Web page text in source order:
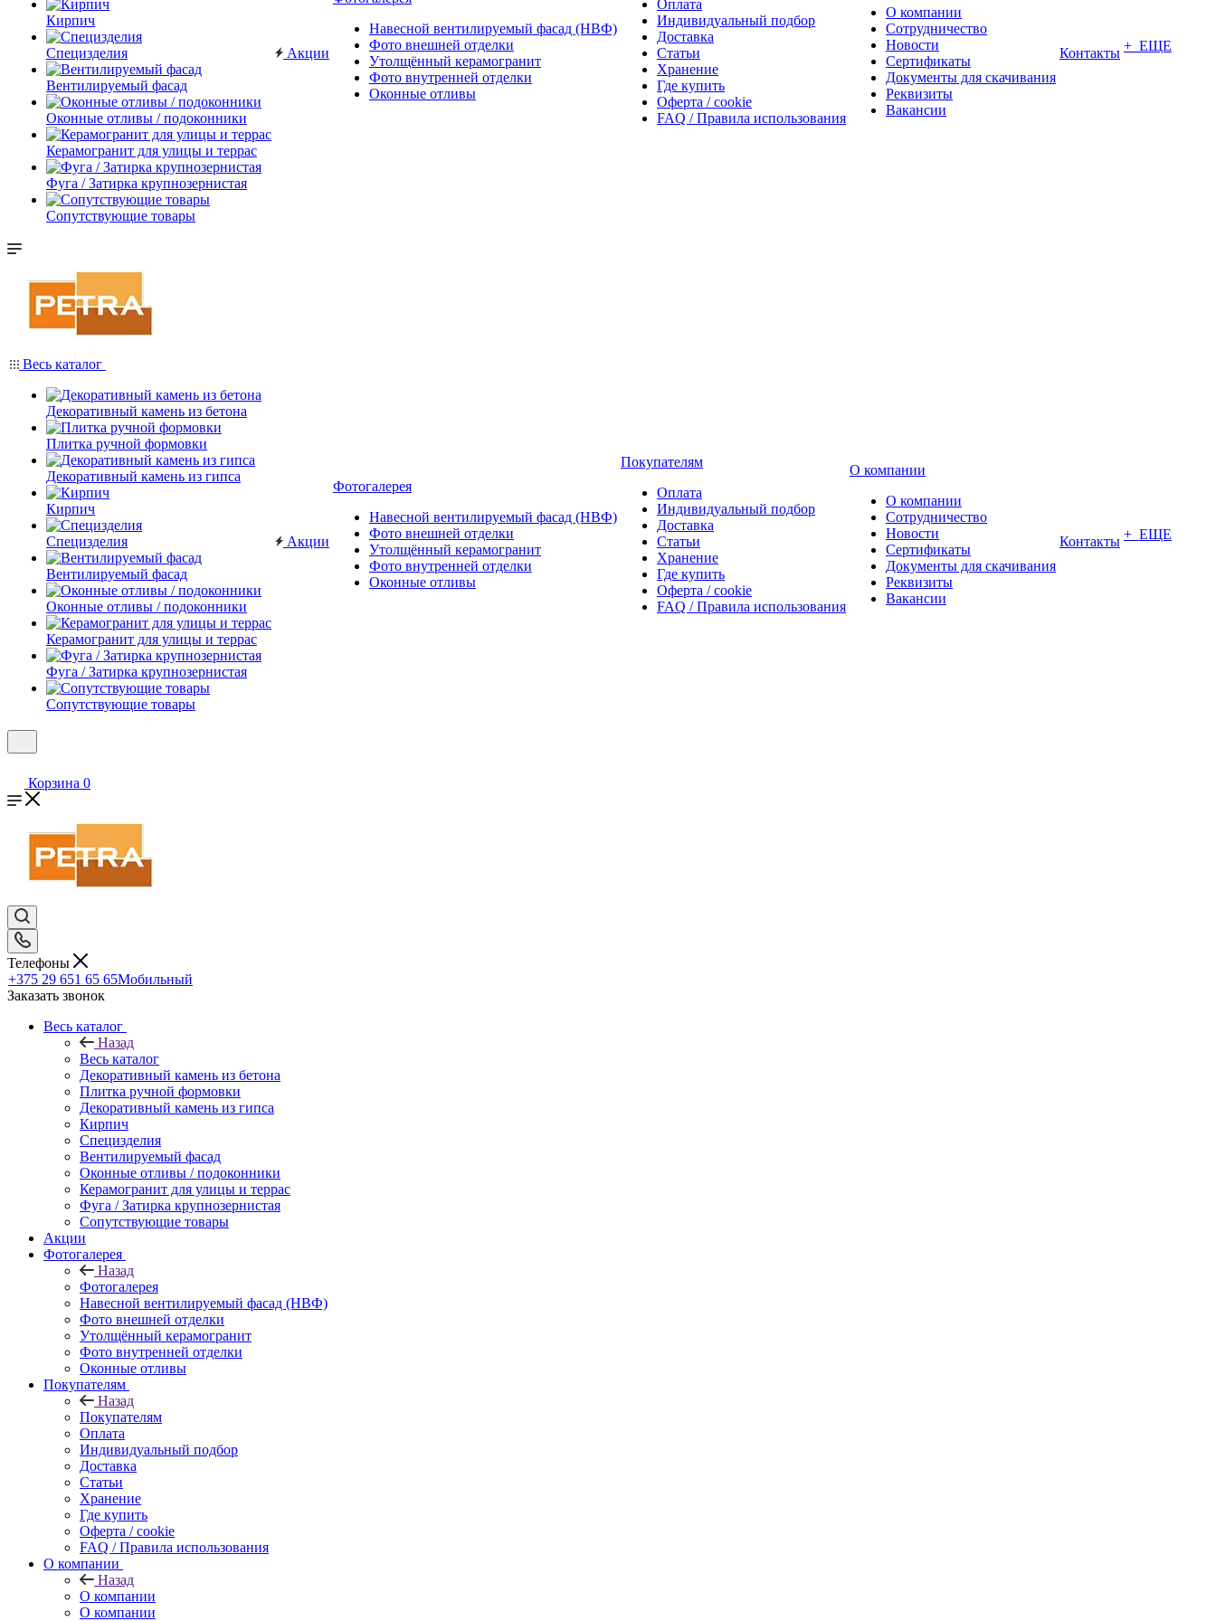
Кирпич
Специзделия
Вентилируемый фасад
Оконные отливы / подоконники
Керамогранит для улицы и террас
Фуга / Затирка крупнозернистая
Сопутствующие товары
Акции
Навесной вентилируемый фасад (НВФ)
Фото внешней отделки
Утолщённый керамогранит
Фото внутренней отделки
Оконные отливы
Оплата
Индивидуальный подбор
Доставка
Статьи
Хранение
Где купить
Оферта / cookie
FAQ / Правила использования
О компании
Сотрудничество
Новости
Сертификаты
Документы для скачивания
Реквизиты
Вакансии
Контакты + ЕЩЕ
Весь каталог
Декоративный камень из бетона
Плитка ручной формовки
Декоративный камень из гипса
Кирпич
Специзделия
Вентилируемый фасад
Оконные отливы / подоконники
Керамогранит для улицы и террас
Фуга / Затирка крупнозернистая
Сопутствующие товары
Акции
Фотогалерея
Навесной вентилируемый фасад (НВФ)
Фото внешней отделки
Утолщённый керамогранит
Фото внутренней отделки
Оконные отливы
Покупателям
Оплата
Индивидуальный подбор
Доставка
Статьи
Хранение
Где купить
Оферта / cookie
FAQ / Правила использования
О компании
О компании
Сотрудничество
Новости
Сертификаты
Документы для скачивания
Реквизиты
Вакансии
Контакты + ЕЩЕ
Корзина 0
Телефоны
+375 29 651 65 65Мобильный
Заказать звонок
Весь каталог
Назад
Весь каталог
Декоративный камень из бетона
Плитка ручной формовки
Декоративный камень из гипса
Кирпич
Специзделия
Вентилируемый фасад
Оконные отливы / подоконники
Керамогранит для улицы и террас
Фуга / Затирка крупнозернистая
Сопутствующие товары
Акции
Фотогалерея
Назад
Фотогалерея
Навесной вентилируемый фасад (НВФ)
Фото внешней отделки
Утолщённый керамогранит
Фото внутренней отделки
Оконные отливы
Покупателям
Назад
Покупателям
Оплата
Индивидуальный подбор
Доставка
Статьи
Хранение
Где купить
Оферта / cookie
FAQ / Правила использования
О компании
Назад
О компании
О компании